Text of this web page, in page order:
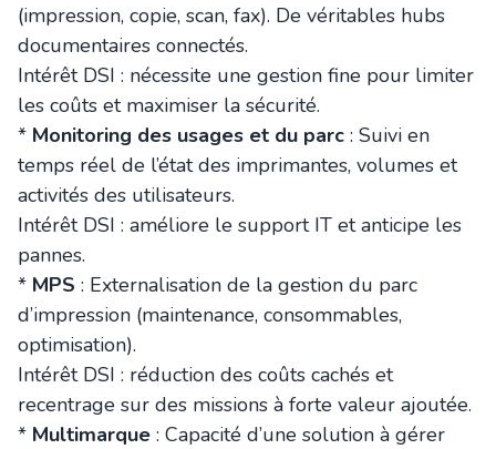
(impression, copie, scan, fax). De véritables hubs
documentaires connectés.
Intérêt DSI : nécessite une gestion fine pour limiter
les coûts et maximiser la sécurité.
* Monitoring des usages et du parc : Suivi en
temps réel de l’état des imprimantes, volumes et
activités des utilisateurs.
Intérêt DSI : améliore le support IT et anticipe les
pannes.
* MPS : Externalisation de la gestion du parc
d’impression (maintenance, consommables,
optimisation).
Intérêt DSI : réduction des coûts cachés et
recentrage sur des missions à forte valeur ajoutée.
* Multimarque : Capacité d’une solution à gérer